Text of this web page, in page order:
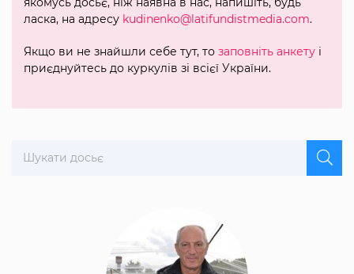
ласка, на адресу kudinenko@latifundistmedia.com.
Якщо ви не знайшли себе тут, то заповніть анкету і
приєднуйтесь до куркулів зі всієї України.